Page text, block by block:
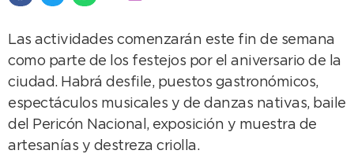
Las actividades comenzarán este fin de semana
como parte de los festejos por el aniversario de la
ciudad. Habrá desfile, puestos gastronómicos,
espectáculos musicales y de danzas nativas, baile
del Pericón Nacional, exposición y muestra de
artesanías y destreza criolla.